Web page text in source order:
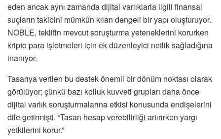
eden ancak aynı zamanda dijital varlıklarla ilgili finansal
suçların takibini mümkün kılan dengeli bir yapı oluşturuyor.
NOBLE, teklifin mevcut soruşturma yeteneklerini korurken
kripto para işletmeleri için ek düzenleyici netlik sağladığına
inanıyor.
Tasarıya verilen bu destek önemli bir dönüm noktası olarak
görülüyor; çünkü bazı kolluk kuvveti grupları daha önce
dijital varlık soruşturmalarına etkisi konusunda endişelerini
dile getirmişti. “Tasarı hesap verebilirliği artırırken yargı
yetkilerini korur.”